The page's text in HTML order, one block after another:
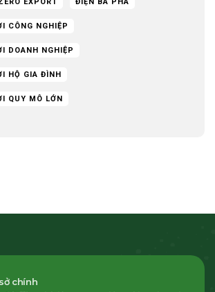
CÔNG NGHIỆP
DOANH NGHIỆP
HỘ GIA ĐÌNH
QUY MÔ LỚN
chính